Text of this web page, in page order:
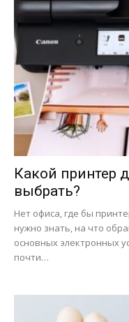
Какой принтер
выбрать?
Нет офиса, где бы
нужно знать, на что
основных электронных
почти…